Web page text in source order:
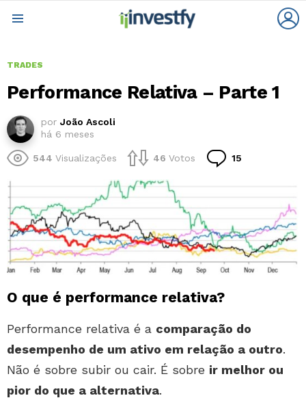
TRADES
Performance Relativa – Parte 1
por João Ascoli
há 6 meses
544 Visualizações 46 Votos 15
O que é performance relativa?
Performance relativa é a comparação do
desempenho de um ativo em relação a outro.
Não é sobre subir ou cair. É sobre ir melhor ou
pior do que a alternativa.